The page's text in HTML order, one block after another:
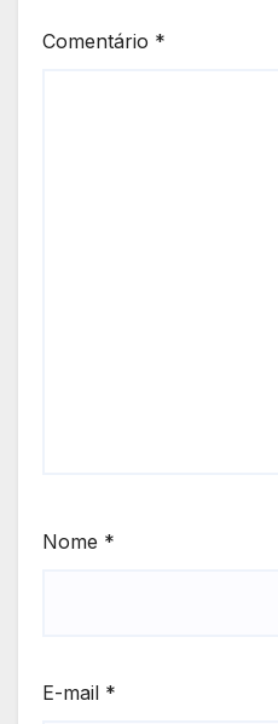
Comentário *
Nome *
E-mail *